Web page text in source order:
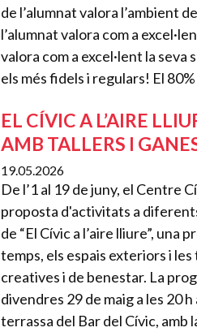
de l’alumnat valora l’ambient
l’alumnat valora com a
valora com a excel·lent la seva
els més fidels i regulars! El 80%
EL CÍVIC A L’AIRE
AMB TALLERS I
19.05.2026
De l’1 al 19 de juny, el Centre
proposta d'activitats a
de “El Cívic a l’aire lliure”, una
temps, els espais exteriors i
creatives i de benestar. La
divendres 29 de maig a les 20
terrassa del Bar del Cívic,